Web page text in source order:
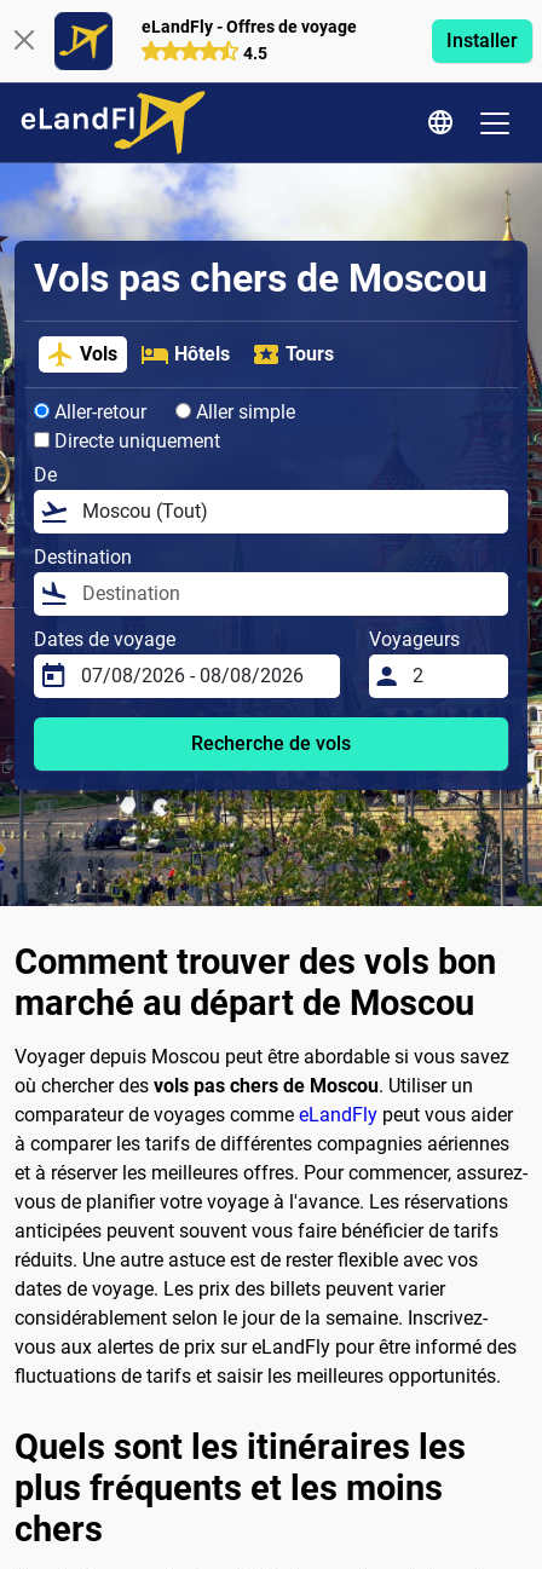
eLandFly - Offres de voyage
4.5
Installer
Vols pas chers de Moscou
Vols Hôtels Tours
Aller-retour
Aller simple
Directe uniquement
De
Destination
Dates de voyage Voyageurs
Recherche de vols
Comment trouver des vols bon
marché au départ de Moscou
Voyager depuis Moscou peut être abordable si vous savez
où chercher des vols pas chers de Moscou. Utiliser un
comparateur de voyages comme eLandFly peut vous aider
à comparer les tarifs de différentes compagnies aériennes
et à réserver les meilleures offres. Pour commencer, assurez-
vous de planifier votre voyage à l'avance. Les réservations
anticipées peuvent souvent vous faire bénéficier de tarifs
réduits. Une autre astuce est de rester flexible avec vos
dates de voyage. Les prix des billets peuvent varier
considérablement selon le jour de la semaine. Inscrivez-
vous aux alertes de prix sur eLandFly pour être informé des
fluctuations de tarifs et saisir les meilleures opportunités.
Quels sont les itinéraires les
plus fréquents et les moins
chers